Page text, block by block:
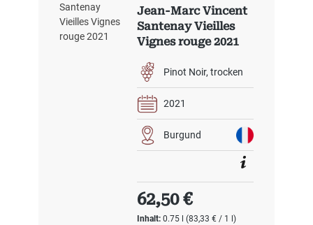
Jean-Marc Vincent
Santenay Vieilles
Vignes rouge 2021
Pinot Noir trocken
2021
Burgund
Inhalt:0.75 l(83,33 € / 1 l)
Regulärer Preis:
62,50 €